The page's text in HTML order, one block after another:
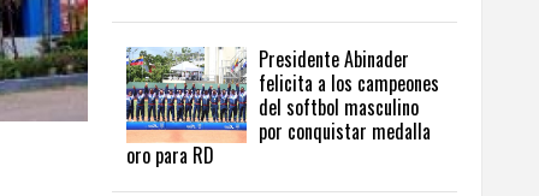
Presidente Abinader
felicita a los campeones
del softbol masculino
por conquistar medalla
oro para RD